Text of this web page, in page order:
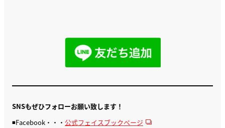
SNSもぜひフォローお願い致します！
◾️Facebook・・・ 公式フェイスブックページ